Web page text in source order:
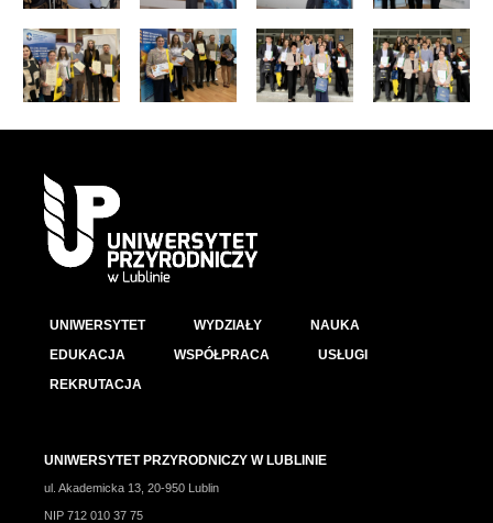
UNIWERSYTET WYDZIAŁY
NAUKA
EDUKACJA
WSPÓŁPRACA
USŁUGI
REKRUTACJA
UNIWERSYTET PRZYRODNICZY W LUBLINIE
ul. Akademicka 13, 20-950 Lublin
NIP 712 010 37 75